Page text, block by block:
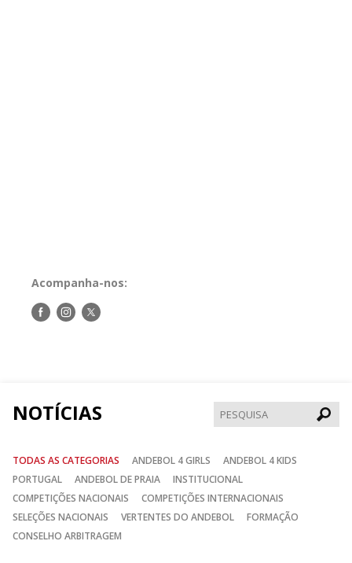
Acompanha-nos:
Siga-Siga-Siga-
NOTÍCIAS
TODAS AS CATEGORIAS ANDEBOL 4 GIRLS
ANDEBOL 4 KIDS
PORTUGAL
ANDEBOL DE PRAIA
INSTITUCIONAL
COMPETIÇÕES NACIONAIS
COMPETIÇÕES INTERNACIONAIS
SELEÇÕES NACIONAIS
VERTENTES DO ANDEBOL
FORMAÇÃO
CONSELHO ARBITRAGEM